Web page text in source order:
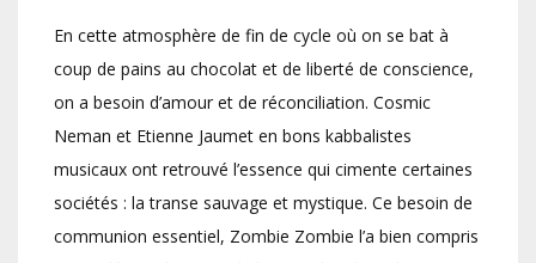
En cette atmosphère de fin de cycle où on se bat à
coup de pains au chocolat et de liberté de conscience,
on a besoin d’amour et de réconciliation. Cosmic
Neman et Etienne Jaumet en bons kabbalistes
musicaux ont retrouvé l’essence qui cimente certaines
sociétés : la transe sauvage et mystique. Ce besoin de
communion essentiel, Zombie Zombie l’a bien compris